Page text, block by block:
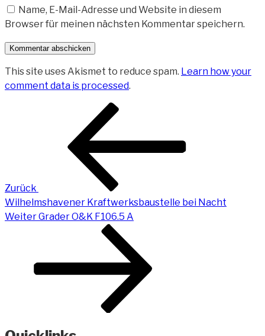
Name, E-Mail-Adresse und Website in diesem
Browser für meinen nächsten Kommentar speichern.
This site uses Akismet to reduce spam. Learn how your
comment data is processed.
Beitragsnavigation
Zurück
Wilhelmshavener Kraftwerksbaustelle bei Nacht
Nächster
WeiterGrader O&K F106.5 A